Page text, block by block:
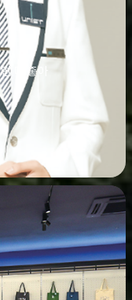
더 좋아